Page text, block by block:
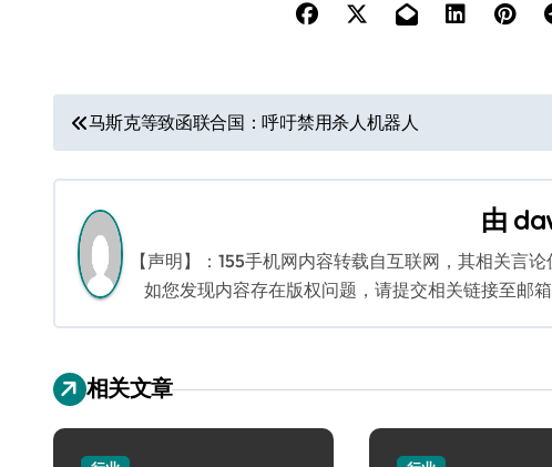
文
章
导
航
马斯克等致函联合国：呼吁禁用杀人机器人
由
【声明】：155手机网内容转载自互联网，其相关言
如您发现内容存在版权问题，请提交相关链接至邮
相关文章